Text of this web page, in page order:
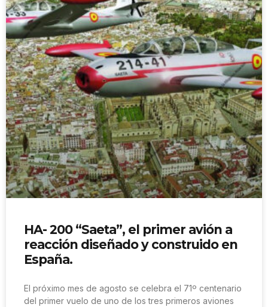
HA- 200 “Saeta”, el primer avión a
reacción diseñado y construido en
España.
El próximo mes de agosto se celebra el 71º centenario
del primer vuelo de uno de los tres primeros aviones